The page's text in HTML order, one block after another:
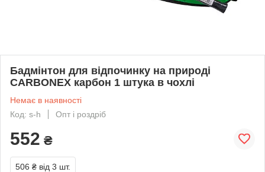
Бадмінтон для відпочинку на природі
CARBONEX карбон 1 штука в чохлі
Немає в наявності
Код: s-h
Опт і роздріб
552 ₴
506 ₴ від 3 шт.